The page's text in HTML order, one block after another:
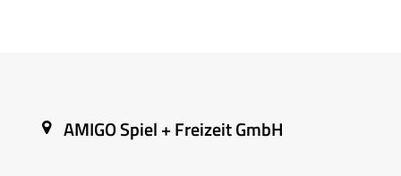
AMIGO Spiel + Freizeit GmbH